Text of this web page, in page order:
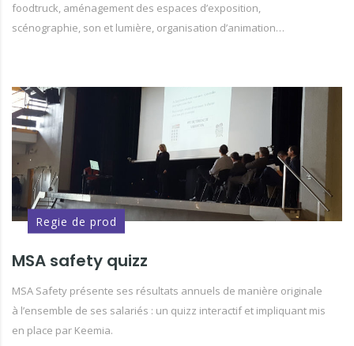
foodtruck, aménagement des espaces d’exposition,
scénographie, son et lumière, organisation d’animation…
Regie de prod
MSA safety quizz
MSA Safety présente ses résultats annuels de manière originale
à l’ensemble de ses salariés : un quizz interactif et impliquant mis
en place par Keemia.